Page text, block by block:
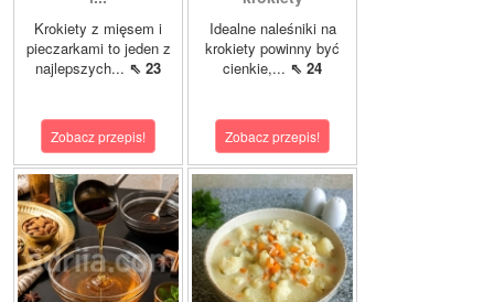
Krokiety z mięsem i
pieczarkami to jeden z
najlepszych... ⇖ 23
Zobacz przepis!
Idealne naleśniki na
krokiety powinny być
cienkie,... ⇖ 24
Zobacz przepis!